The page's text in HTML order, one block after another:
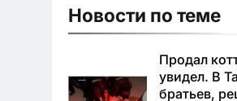
Новости по теме
Продал
увидел. В
братьев,